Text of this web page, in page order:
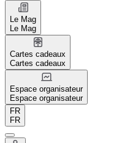
Le Mag
Le Mag
Cartes cadeaux
Cartes cadeaux
Espace organisateur
Espace organisateur
FR
FR